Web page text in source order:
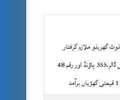
گھریلو ملازم گرفتار
7865درہم،5500امریکی ڈالر،355 پاؤنڈ اور رقم 48